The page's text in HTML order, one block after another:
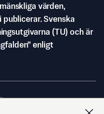
värden,
Svenska
(TU) och är
enligt